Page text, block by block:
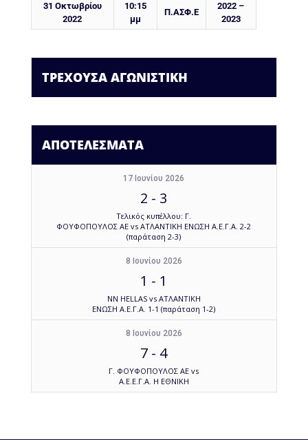
31 Οκτωβρίου
2022
10:15
μμ
Π.ΑΣΦ.Ε
2022 –
2023
ΤΡΕΧΟΥΣΑ ΑΓΩΝΙΣΤΙΚΗ
ΑΠΟΤΕΛΕΣΜΑΤΑ
17 Ιουνίου 2026
2 - 3
Τελικός κυπέλλου: Γ.
ΦΟΥΦΟΠΟΥΛΟΣ ΑΕ vs ΑΤΛΑΝΤΙΚΗ ΕΝΩΣΗ Α.Ε.Γ.Α. 2-2
(παράταση 2-3)
8 Ιουνίου 2026
1 - 1
NN HELLAS vs ΑΤΛΑΝΤΙΚΗ
ΕΝΩΣΗ Α.Ε.Γ.Α. 1-1 (παράταση 1-2)
8 Ιουνίου 2026
7 - 4
Γ. ΦΟΥΦΟΠΟΥΛΟΣ ΑΕ vs
Α.Ε.Ε.Γ.Α. Η ΕΘΝΙΚΗ